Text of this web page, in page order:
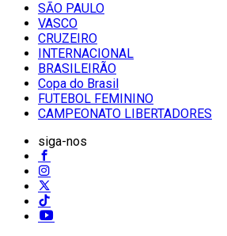
SĀO PAULO
VASCO
CRUZEIRO
INTERNACIONAL
BRASILEIRÃO
Copa do Brasil
FUTEBOL FEMININO
CAMPEONATO LIBERTADORES
siga-nos